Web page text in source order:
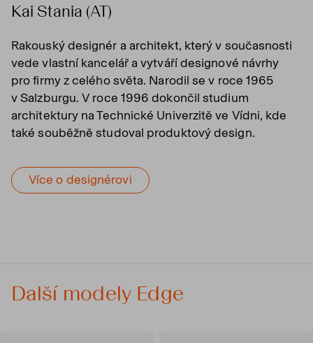
Kai Stania (AT)
Rakouský designér a architekt, který v současnosti
vede vlastní kancelář a vytváří designové návrhy
pro firmy z celého světa. Narodil se v roce 1965
v Salzburgu. V roce 1996 dokončil studium
architektury na Technické Univerzitě ve Vídni, kde
také souběžně studoval produktový design.
Více o designérovi
Další modely Edge